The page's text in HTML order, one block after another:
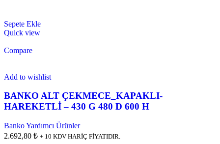
Sepete Ekle
Quick view
Compare
Add to wishlist
BANKO ALT ÇEKMECE_KAPAKLI-
HAREKETLİ – 430 G 480 D 600 H
Banko Yardımcı Ürünler
2.692,80 ₺ + 10 KDV HARİÇ FİYATIDIR.